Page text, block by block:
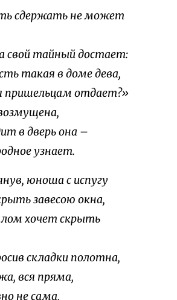
сдержать не может
свой тайный достает:
такая в доме дева,
пришельцам отдает?»
в дверь она –
узнает.
юноша с испугу
завесою окна,
хочет скрыть
складки полотна,
вся пряма,
не сама,